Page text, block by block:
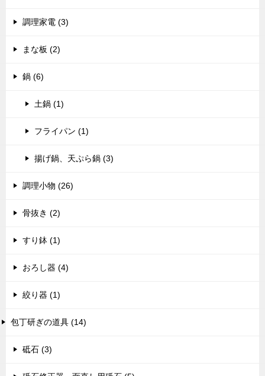
調理家電 (3)
まな板 (2)
鍋 (6)
土鍋 (1)
フライパン (1)
揚げ鍋、天ぷら鍋 (3)
調理小物 (26)
骨抜き (2)
すり鉢 (1)
おろし器 (4)
絞り器 (1)
包丁研ぎの道具 (14)
砥石 (3)